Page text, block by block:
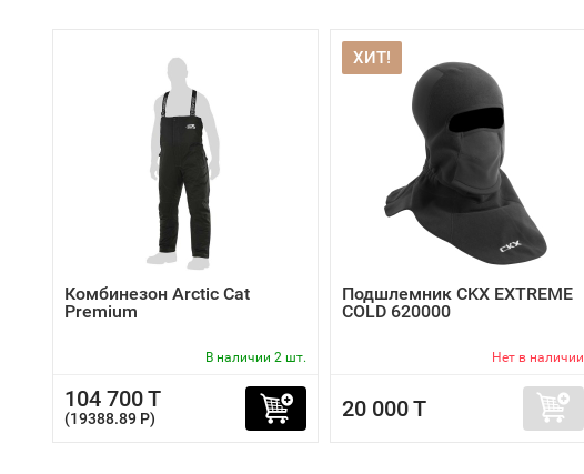
Комбинезон Arctic Cat
Premium
В наличии 2 шт.
104 700 T
(19388.89 P)
ХИТ!
Подшлемник CKX EXTREME
COLD 620000
Нет в наличии
20 000 T